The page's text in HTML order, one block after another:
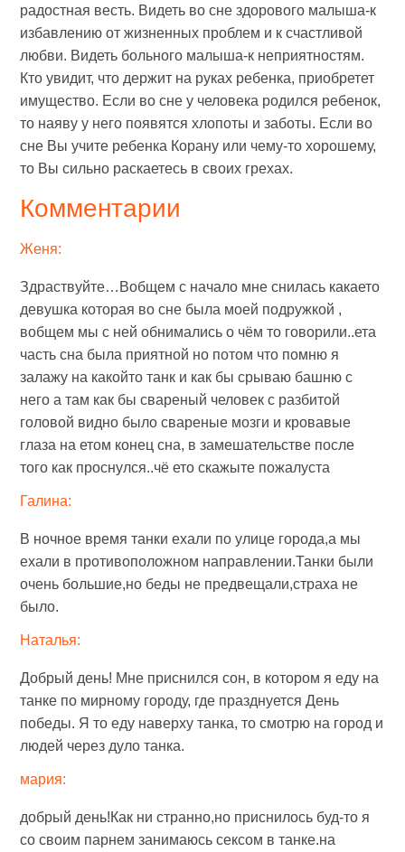
радостная весть. Видеть во сне здорового малыша-к
избавлению от жизненных проблем и к счастливой
любви. Видеть больного малыша-к неприятностям.
Кто увидит, что держит на руках ребенка, приобретет
имущество. Если во сне у человека родился ребенок,
то наяву у него появятся хлопоты и заботы. Если во
сне Вы учите ребенка Корану или чему-то хорошему,
то Вы сильно раскаетесь в своих грехах.
Комментарии
Женя:
Здраствуйте…Вобщем с начало мне снилась какаето
девушка которая во сне была моей подружкой ,
вобщем мы с ней обнимались о чём то говорили..ета
часть сна была приятной но потом что помню я
залажу на какойто танк и как бы срываю башню с
него а там как бы свареный человек с разбитой
головой видно было свареные мозги и кровавые
глаза на етом конец сна, в замешательстве после
того как проснулся..чё ето скажыте пожалуста
Галина:
В ночное время танки ехали по улице города,а мы
ехали в противоположном направлении.Танки были
очень большие,но беды не предвещали,страха не
было.
Наталья:
Добрый день! Мне приснился сон, в котором я еду на
танке по мирному городу, где празднуется День
победы. Я то еду наверху танка, то смотрю на город и
людей через дуло танка.
мария:
добрый день!Как ни странно,но приснилось буд-то я
со своим парнем занимаюсь сексом в танке.на